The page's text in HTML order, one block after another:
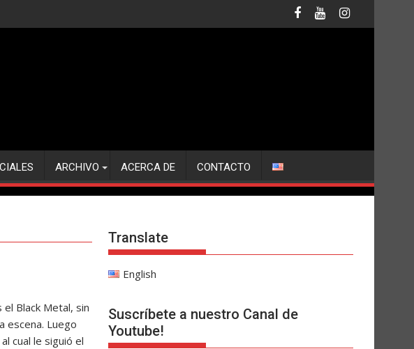
ARCHIVO ACERCA DE CONTACTO
Black Metal, sin
escena. Luego
cual le siguió el
Translate
English
Suscríbete a nuestro Canal de
Youtube!